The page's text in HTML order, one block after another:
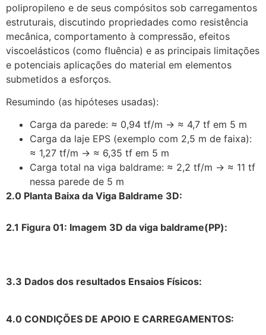
polipropileno e de seus compósitos sob carregamentos
estruturais, discutindo propriedades como resistência
mecânica, comportamento à compressão, efeitos
viscoelásticos (como fluência) e as principais limitações
e potenciais aplicações do material em elementos
submetidos a esforços.
Resumindo (as hipóteses usadas):
Carga da parede: ≈ 0,94 tf/m → ≈ 4,7 tf em 5 m
Carga da laje EPS (exemplo com 2,5 m de faixa):
≈ 1,27 tf/m → ≈ 6,35 tf em 5 m
Carga total na viga baldrame: ≈ 2,2 tf/m → ≈ 11 tf
nessa parede de 5 m
2.0 Planta Baixa da Viga Baldrame 3D:
2.1 Figura 01: Imagem 3D da viga baldrame(PP):
3.3 Dados dos resultados Ensaios Físicos:
4.0 CONDIÇÕES DE APOIO E CARREGAMENTOS: